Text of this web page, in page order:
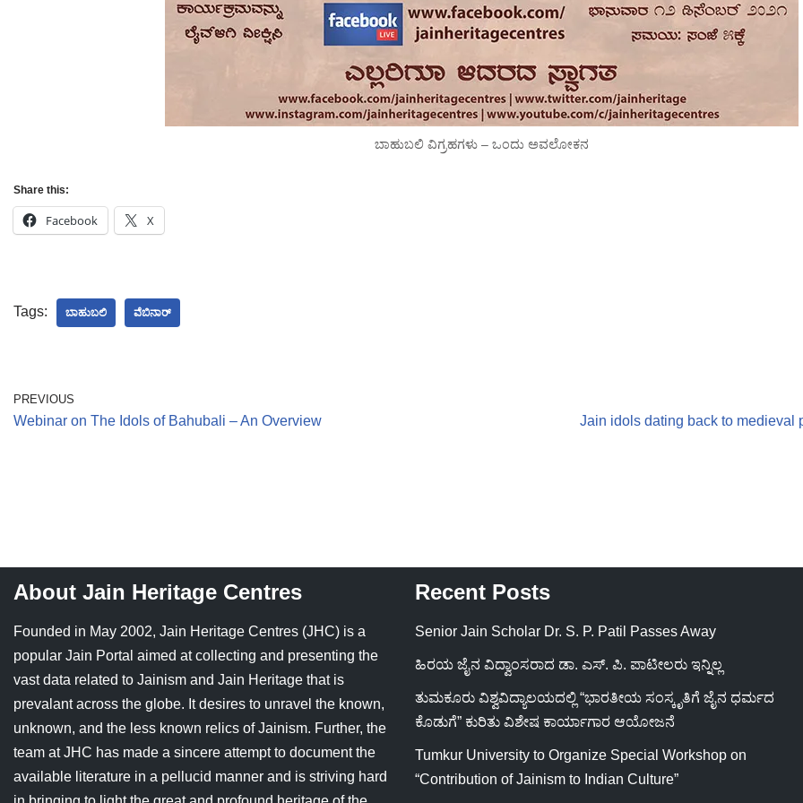
ಬಾಹುಬಲಿ ವಿಗ್ರಹಗಳು – ಒಂದು ಅವಲೋಕನ
Share this:
Facebook X
Tags: ಬಾಹುಬಲಿ ವೆಬಿನಾರ್
PREVIOUS
Webinar on The Idols of Bahubali – An Overview Jain idols dating back to medieval
About Jain Heritage Centres
Founded in May 2002, Jain Heritage Centres (JHC) is a
popular Jain Portal aimed at collecting and presenting the
vast data related to Jainism and Jain Heritage that is
prevalant across the globe. It desires to unravel the known,
unknown, and the less known relics of Jainism. Further, the
team at JHC has made a sincere attempt to document the
available literature in a pellucid manner and is striving hard
Recent Posts
Senior Jain Scholar Dr. S. P. Patil Passes Away
ಹಿರಯ ಜೈನ ವಿದ್ವಾಂಸರಾದ ಡಾ. ಎಸ್. ಪಿ. ಪಾಟೀಲರು ಇನ್ನಿಲ್ಲ
ತುಮಕೂರು ವಿಶ್ವವಿದ್ಯಾಲಯದಲ್ಲಿ “ಭಾರತೀಯ ಸಂಸ್ಕೃತಿಗೆ ಜೈನ ಧರ್ಮದ
ಕೊಡುಗೆ” ಕುರಿತು ವಿಶೇಷ ಕಾರ್ಯಾಗಾರ ಆಯೋಜನೆ
Tumkur University to Organize Special Workshop on
“Contribution of Jainism to Indian Culture”